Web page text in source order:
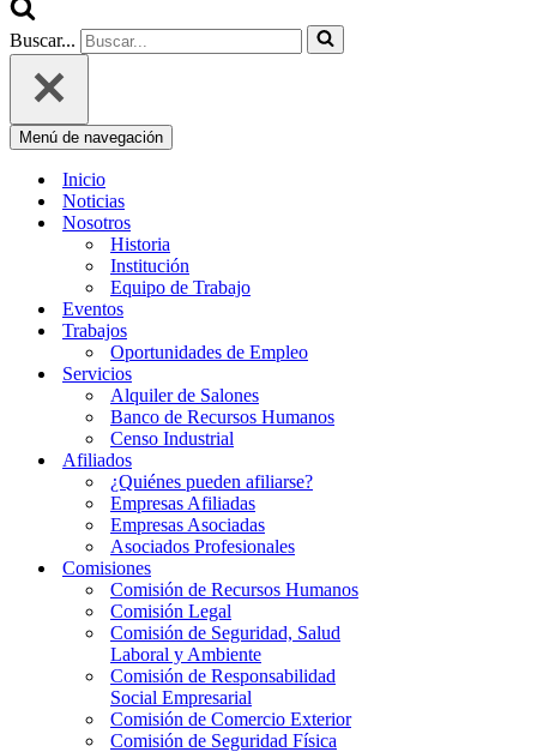
Buscar...
Menú de navegación
Inicio
Noticias
Nosotros
Historia
Institución
Equipo de Trabajo
Eventos
Trabajos
Oportunidades de Empleo
Servicios
Alquiler de Salones
Banco de Recursos Humanos
Censo Industrial
Afiliados
¿Quiénes pueden afiliarse?
Empresas Afiliadas
Empresas Asociadas
Asociados Profesionales
Comisiones
Comisión de Recursos Humanos
Comisión Legal
Comisión de Seguridad, Salud
Laboral y Ambiente
Comisión de Responsabilidad
Social Empresarial
Comisión de Comercio Exterior
Comisión de Seguridad Física